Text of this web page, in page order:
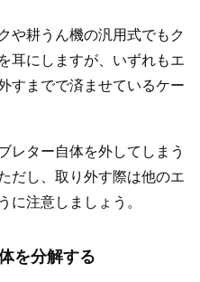
や耕うん機の汎用式でもク
耳にしますが、いずれもエ
すまでで済ませているケー
レター自体を外してしまう
だし、取り外す際は他のエ
に注意しましょう。
を分解する